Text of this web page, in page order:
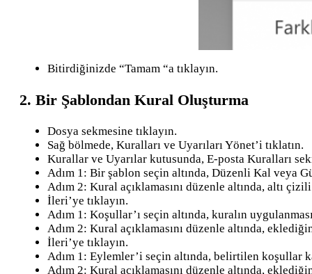
Bitirdiğinizde “Tamam “a tıklayın.
2. Bir Şablondan Kural Oluşturma
Dosya sekmesine tıklayın.
Sağ bölmede, Kuralları ve Uyarıları Yönet’i tıklatın.
Kurallar ve Uyarılar kutusunda, E-posta Kuralları
Adım 1: Bir şablon seçin altında, Düzenli Kal veya
Adım 2: Kural açıklamasını düzenle altında, altı
İleri’ye tıklayın.
Adım 1: Koşullar’ı seçin altında, kuralın
Adım 2: Kural açıklamasını düzenle altında,
İleri’ye tıklayın.
Adım 1: Eylemler’i seçin altında, belirtilen koşullar
Adım 2: Kural açıklamasını düzenle altında,